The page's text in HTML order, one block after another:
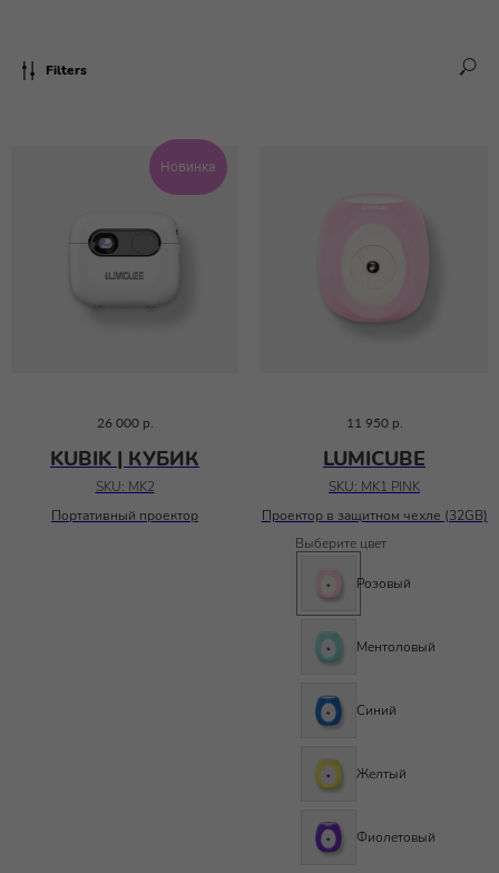
Filters
Новинка
26 000 р.
KUBIK | КУБИК
SKU: MK2
Портативный проектор
11 950 р.
LUMICUBE
SKU: MK1 PINK
Проектор в защитном чехле (32GB)
Выберите цвет
Розовый
Ментоловый
Синий
Желтый
Фиолетовый